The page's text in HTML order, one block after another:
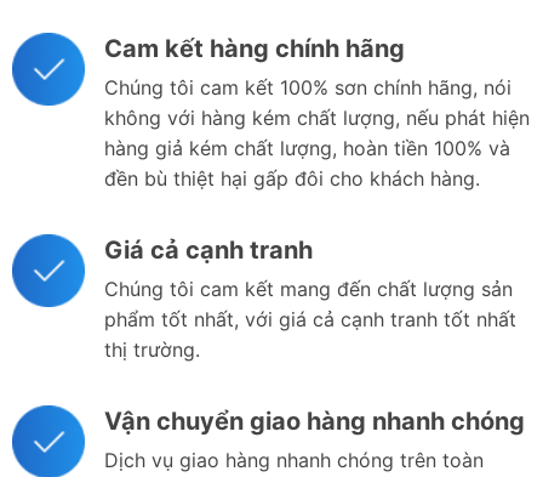
Cam kết hàng chính hãng
Chúng tôi cam kết 100% sơn chính hãng, nói
không với hàng kém chất lượng, nếu phát hiện
hàng giả kém chất lượng, hoàn tiền 100% và
đền bù thiệt hại gấp đôi cho khách hàng.
Giá cả cạnh tranh
Chúng tôi cam kết mang đến chất lượng sản
phẩm tốt nhất, với giá cả cạnh tranh tốt nhất
thị trường.
Vận chuyển giao hàng nhanh chóng
Dịch vụ giao hàng nhanh chóng trên toàn